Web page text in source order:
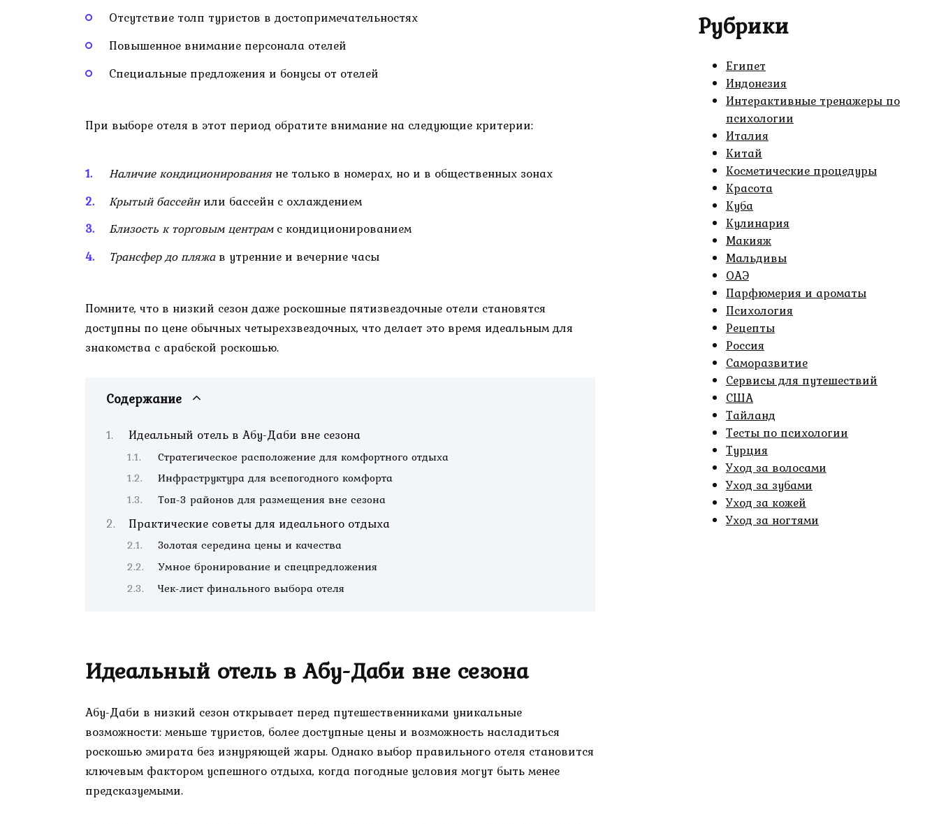
Отсутствие толп туристов в достопримечательностях
Повышенное внимание персонала отелей
Специальные предложения и бонусы от отелей
При выборе отеля в этот период обратите внимание на следующие критерии:
Наличие кондиционированияне только в номерах, но и в общественных зонах
Крытый бассейнили бассейн с охлаждением
Близость к торговым центрамс кондиционированием
Трансфер до пляжав утренние и вечерние часы
Помните, что в низкий сезон даже роскошные пятизвездочные отели становятся
доступны по цене обычных четырехзвездочных, что делает это время идеальным для
знакомства с арабской роскошью.
Содержание
Идеальный отель в Абу-Даби вне сезона
Стратегическое расположение для комфортного отдыха
Инфраструктура для всепогодного комфорта
Топ-3 районов для размещения вне сезона
Практические советы для идеального отдыха
Золотая середина цены и качества
Умное бронирование и спецпредложения
Чек-лист финального выбора отеля
Идеальный отель в Абу-Даби вне сезона
Абу-Даби в низкий сезон открывает перед путешественниками уникальные
возможности: меньше туристов, более доступные цены и возможность насладиться
роскошью эмирата без изнуряющей жары. Однако выбор правильного отеля становится
ключевым фактором успешного отдыха, когда погодные условия могут быть менее
предсказуемыми.
Рубрики
Египет
Индонезия
Интерактивные тренажеры по
психологии
Италия
Китай
Косметические процедуры
Красота
Куба
Кулинария
Макияж
Мальдивы
ОАЭ
Парфюмерия и ароматы
Психология
Рецепты
Россия
Саморазвитие
Сервисы для путешествий
США
Тайланд
Тесты по психологии
Турция
Уход за волосами
Уход за зубами
Уход за кожей
Уход за ногтями